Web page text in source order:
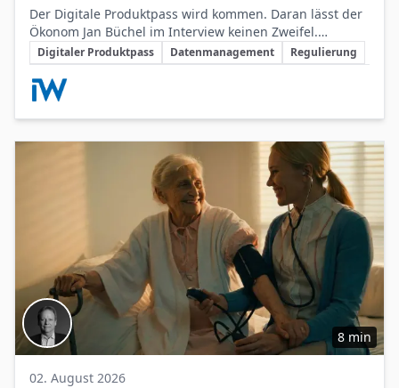
Der Digitale Produktpass wird kommen. Daran lässt der
Ökonom Jan Büchel im Interview keinen Zweifel.
Dennoch besteht zwischen den regulatorischen
Vorgaben, die ab 2027 schrittweise für einzelne
Produktgruppen verbindlich werden, und der
betrieblichen Vorbereitung darauf weiterhin eine Lücke.
Schlüsselthemen
Digitaler Produktpass Datenmanagement Regulierung
Beteiligte Unternehmen
8 min
02. August 2026